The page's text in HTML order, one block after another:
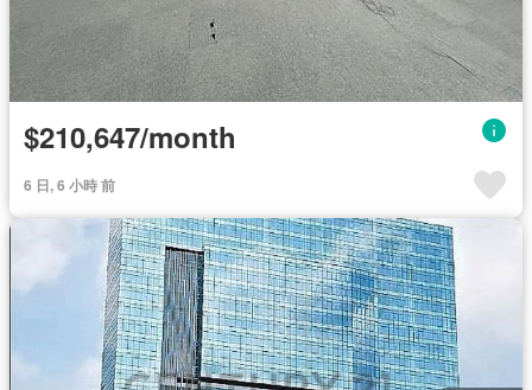
$210,647/month
6 日, 6 小時 前